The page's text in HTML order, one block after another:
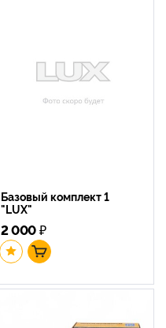
Базовый комплект 1
"LUX"
2 000₽